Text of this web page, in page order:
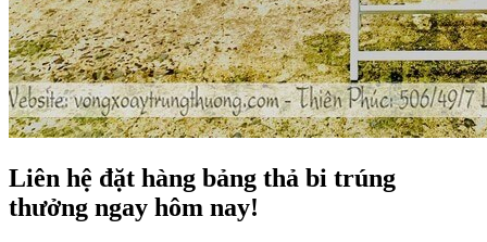
Liên hệ đặt hàng bảng thả bi trúng
thưởng ngay hôm nay!